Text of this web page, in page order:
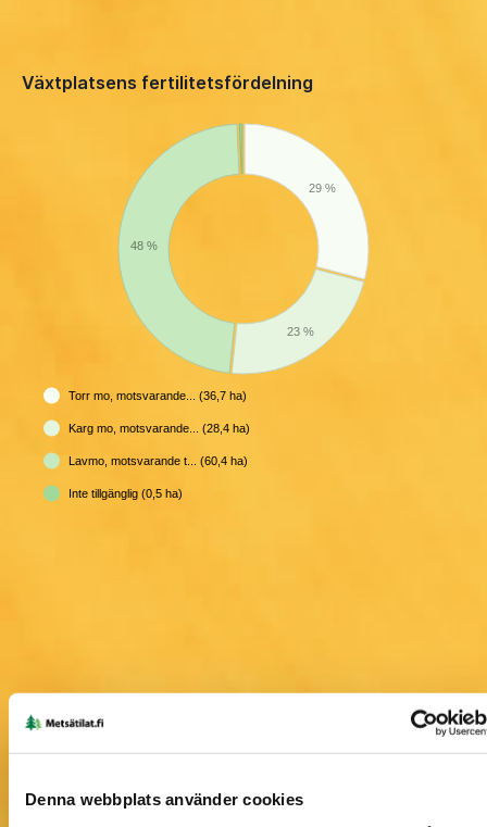
Denna webbplats använder cookies
Växtplatsens fertilitetsfördelning
29 %
23 %
48 %
Torr mo, motsvarande... (36,7 ha)
Karg mo, motsvarande... (28,4 ha)
Lavmo, motsvarande t... (60,4 ha)
Inte tillgänglig (0,5 ha)
Information om skogstillgångar på karta